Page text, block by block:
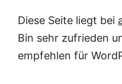
Diese Seite liegt bei
Bin sehr zufrieden
empfehlen für